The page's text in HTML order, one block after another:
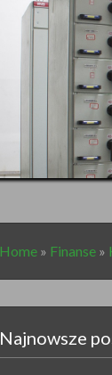
Home » Finanse »
Najnowsze